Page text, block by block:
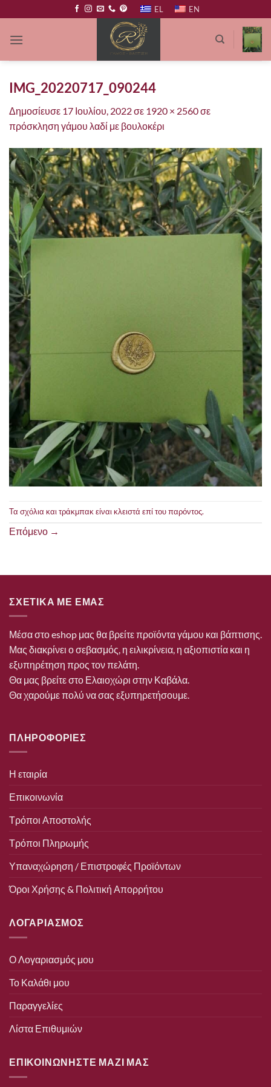
στο
περιεχόμενο
EL EN
IMG_20220717_090244
Δημοσίευσε 17 Ιουλίου, 2022σε 1920 × 2560σε
πρόσκληση γάμου λαδί με βουλοκέρι
Τα σχόλια και τράκμπακ είναι κλειστά επί του παρόντος.
Επόμενο →
ΣΧΕΤΙΚΑ ΜΕ ΕΜΑΣ
Μέσα στο eshop μας θα βρείτε προϊόντα γάμου και βάπτισης.
Μας διακρίνει ο σεβασμός, η ειλικρίνεια, η αξιοπιστία και η
εξυπηρέτηση προς τον πελάτη.
Θα μας βρείτε στο Ελαιοχώρι στην Καβάλα.
Θα χαρούμε πολύ να σας εξυπηρετήσουμε.
ΠΛΗΡΟΦΟΡΙΕΣ
Η εταιρία
Επικοινωνία
Τρόποι Αποστολής
Τρόποι Πληρωμής
Υπαναχώρηση / Επιστροφές Προϊόντων
Όροι Χρήσης & Πολιτική Απορρήτου
ΛΟΓΑΡΙΑΣΜΟΣ
Ο Λογαριασμός μου
Το Καλάθι μου
Παραγγελίες
Λίστα Επιθυμιών
ΕΠΙΚΟΙΝΩΝΗΣΤΕ ΜΑΖΙ ΜΑΣ